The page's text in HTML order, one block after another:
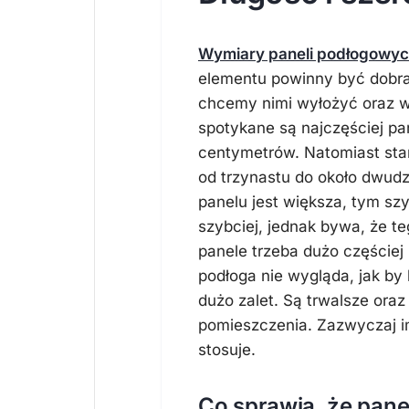
Wymiary paneli
elementu powinny być
chcemy nimi wyłożyć oraz
spotykane są najczęściej
centymetrów. Natomiast
od trzynastu do około
panelu jest większa, tym
szybciej, jednak bywa, że
panele trzeba dużo częściej
podłoga nie wygląda, jak
dużo zalet. Są trwalsze
pomieszczenia. Zazwyczaj
stosuje.